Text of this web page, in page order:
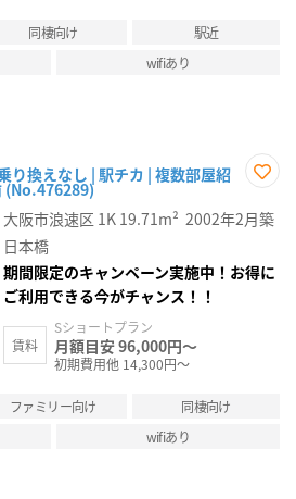
同棲向け
駅近
wifiあり
り換えなし | 駅チカ | 複数部屋紹
(No.476289)
に入
り登
大阪市浪速区 1K 19.71m² 2002年2月築
日本橋
期間限定のキャンペーン実施中！お得に
ご利用できる今がチャンス！！
賃料
Sショートプラン
月額目安 96,000円～
初期費用他 14,300円～
ファミリー向け
同棲向け
wifiあり